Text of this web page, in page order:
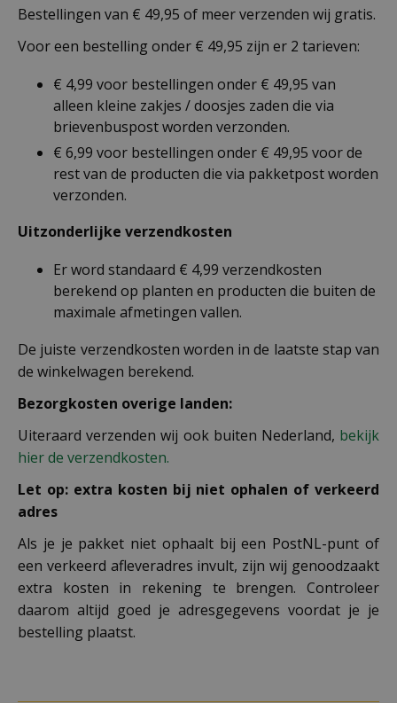
Bestellingen van € 49,95 of meer verzenden wij gratis.
Voor een bestelling onder € 49,95 zijn er 2 tarieven:
€ 4,99 voor bestellingen onder € 49,95 van
alleen kleine zakjes / doosjes zaden die via
brievenbuspost worden verzonden.
€ 6,99 voor bestellingen onder € 49,95 voor de
rest van de producten die via pakketpost worden
verzonden.
Uitzonderlijke verzendkosten
Er word standaard € 4,99 verzendkosten
berekend op planten en producten die buiten de
maximale afmetingen vallen.
De juiste verzendkosten worden in de laatste stap van
de winkelwagen berekend.
Bezorgkosten overige landen:
Uiteraard verzenden wij ook buiten Nederland, bekijk
hier de verzendkosten.
Let op: extra kosten bij niet ophalen of verkeerd
adres
Als je je pakket niet ophaalt bij een PostNL-punt of
een verkeerd afleveradres invult, zijn wij genoodzaakt
extra kosten in rekening te brengen. Controleer
daarom altijd goed je adresgegevens voordat je je
bestelling plaatst.